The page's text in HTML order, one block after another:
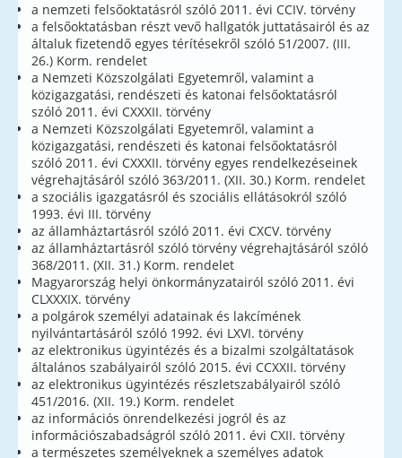
a nemzeti felsőoktatásról szóló 2011. évi CCIV. törvény
a felsőoktatásban részt vevő hallgatók juttatásairól és az
általuk fizetendő egyes térítésekről szóló 51/2007. (III.
26.) Korm. rendelet
a Nemzeti Közszolgálati Egyetemről, valamint a
közigazgatási, rendészeti és katonai felsőoktatásról
szóló 2011. évi CXXXII. törvény
a Nemzeti Közszolgálati Egyetemről, valamint a
közigazgatási, rendészeti és katonai felsőoktatásról
szóló 2011. évi CXXXII. törvény egyes rendelkezéseinek
végrehajtásáról szóló 363/2011. (XII. 30.) Korm. rendelet
a szociális igazgatásról és szociális ellátásokról szóló
1993. évi III. törvény
az államháztartásról szóló 2011. évi CXCV. törvény
az államháztartásról szóló törvény végrehajtásáról szóló
368/2011. (XII. 31.) Korm. rendelet
Magyarország helyi önkormányzatairól szóló 2011. évi
CLXXXIX. törvény
a polgárok személyi adatainak és lakcímének
nyilvántartásáról szóló 1992. évi LXVI. törvény
az elektronikus ügyintézés és a bizalmi szolgáltatások
általános szabályairól szóló 2015. évi CCXXII. törvény
az elektronikus ügyintézés részletszabályairól szóló
451/2016. (XII. 19.) Korm. rendelet
az információs önrendelkezési jogról és az
információszabadságról szóló 2011. évi CXII. törvény
a természetes személyeknek a személyes adatok